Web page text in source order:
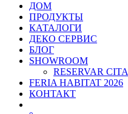
ДОМ
ПРОДУКТЫ
КАТАЛОГИ
ДЕКО СЕРВИС
БЛОГ
SHOWROOM
RESERVAR CITA
FERIA HABITAT 2026
КОНТАКТ